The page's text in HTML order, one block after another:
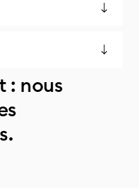
: nous